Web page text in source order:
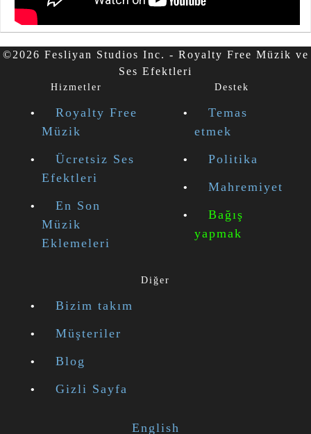
©2026 Fesliyan Studios Inc. - Royalty Free Müzik ve
Ses Efektleri
Hizmetler
Royalty Free
Müzik
Ücretsiz Ses
Efektleri
En Son
Müzik
Eklemeleri
Destek
Temas
etmek
Politika
Mahremiyet
Bağış
yapmak
Diğer
Bizim takım
Müşteriler
Blog
Gizli Sayfa
English